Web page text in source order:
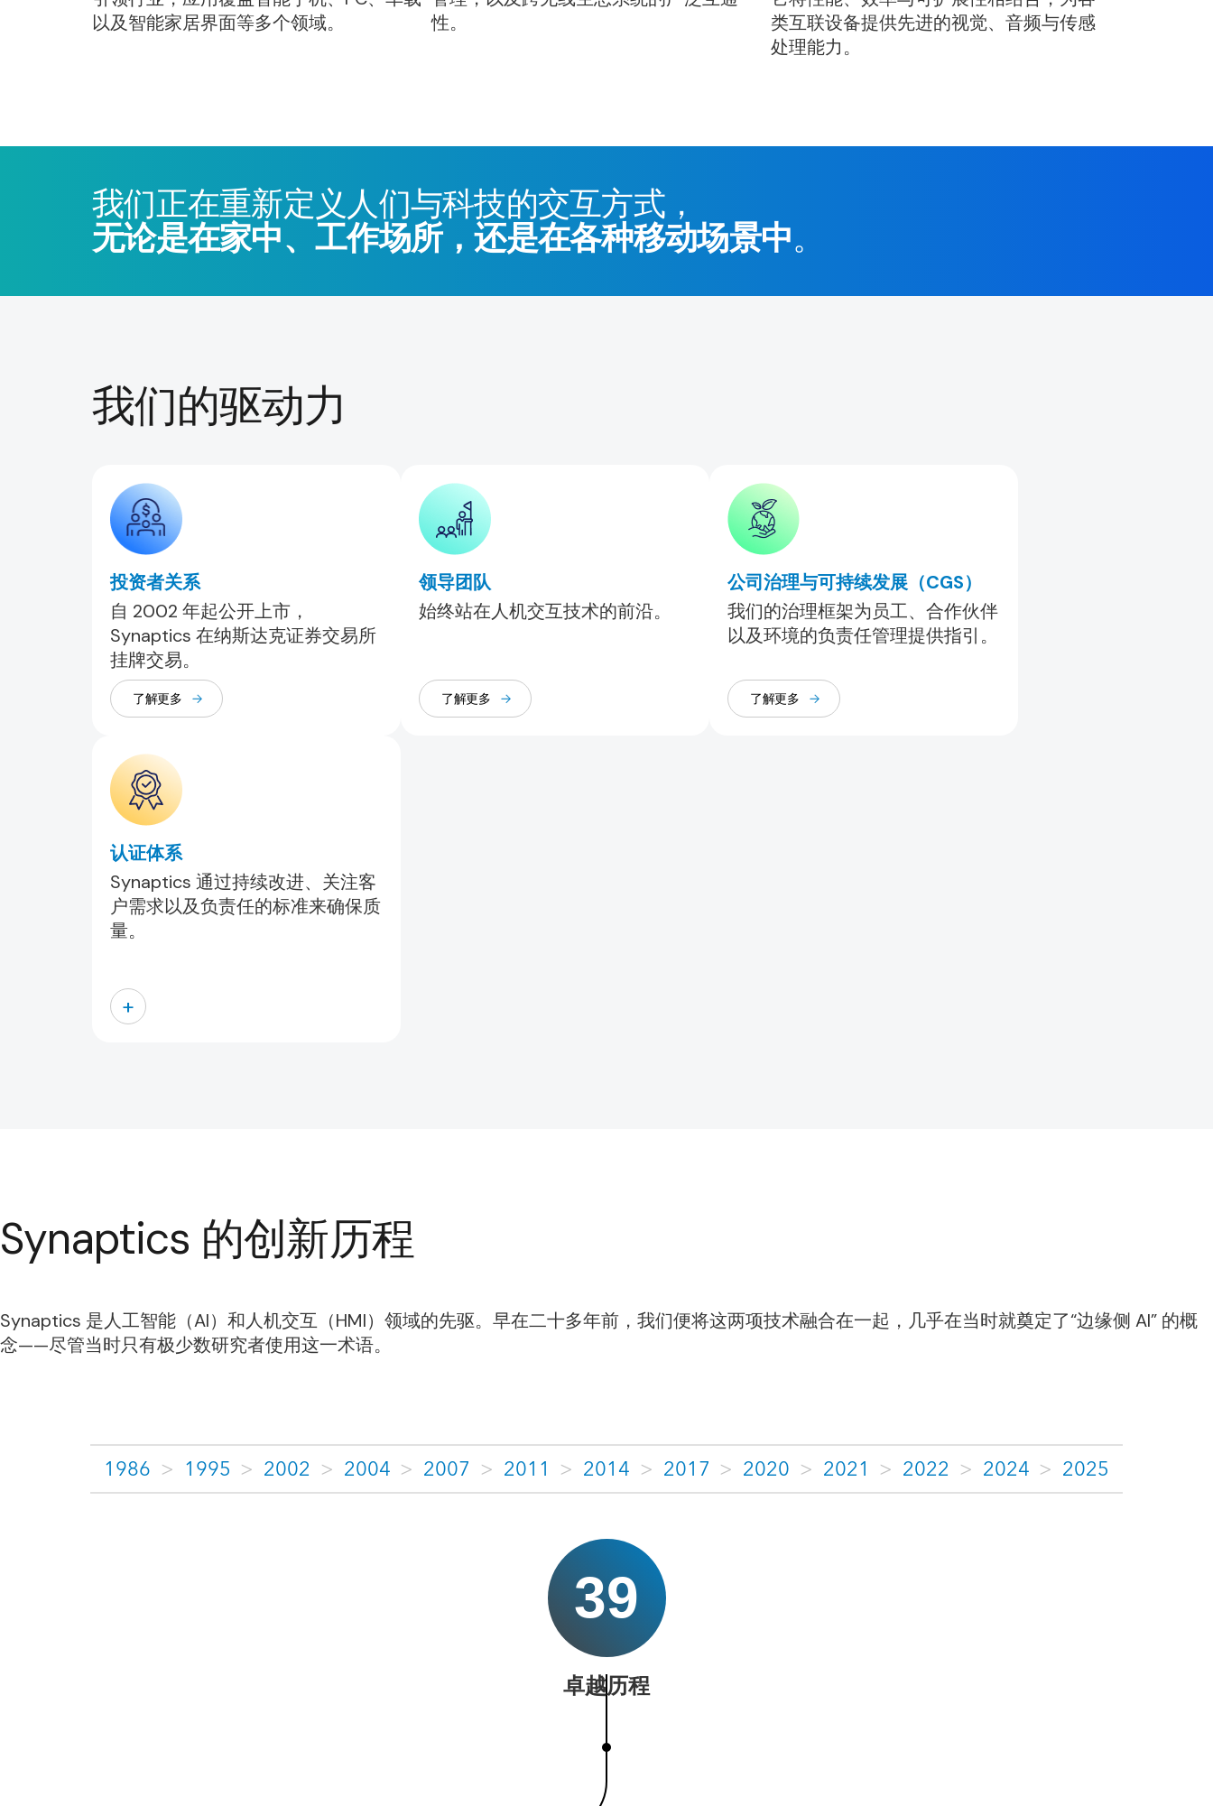
以及智能家居界面等多个领域。
性。
类互联设备提供先进的视觉、音频与传感
处理能力。
我们正在重新定义人们与科技的交互方式，
无论是在家中、工作场所，还是在各种移动场景中。
我们的驱动力
投资者关系
自 2002 年起公开上市，
Synaptics 在纳斯达克证券交易所
挂牌交易。
了解更多
领导团队
始终站在人机交互技术的前沿。
了解更多
公司治理与可持续发展（CGS）
我们的治理框架为员工、合作伙伴
以及环境的负责任管理提供指引。
了解更多
认证体系
Synaptics 通过持续改进、关注客
户需求以及负责任的标准来确保质
量。
+
Synaptics 的创新历程
Synaptics 是人工智能（AI）和人机交互（HMI）领域的先驱。早在二十多年前，我们便将这两项技术融合在一起，几乎在当时就奠定了“边缘侧 AI” 的概
念——尽管当时只有极少数研究者使用这一术语。
1986 > 1995 > 2002 > 2004 > 2007 > 2011 > 2014 > 2017 > 2020 > 2021 > 2022 > 2024 > 2025
39
卓越历程